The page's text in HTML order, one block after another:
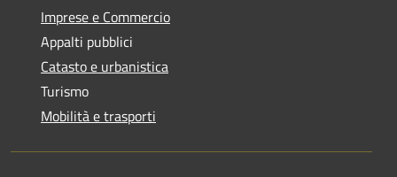
Imprese e Commercio
Appalti pubblici
Catasto e urbanistica
Turismo
Mobilità e trasporti